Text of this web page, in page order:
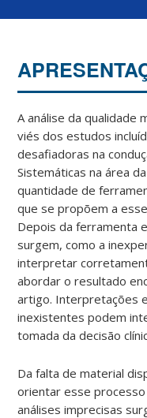
A análise da qualidade
viés dos estudos
desafiadoras na
Sistemáticas na área
quantidade de
que se propõem a
Depois da ferramenta
surgem, como a
interpretar
abordar o resultado
artigo. Interpretações
inexistentes podem
tomada da decisão
Da falta de material
orientar esse
análises imprecisas